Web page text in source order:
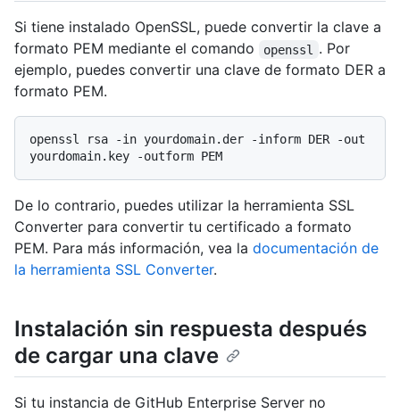
Si tiene instalado OpenSSL, puede convertir la clave a
formato PEM mediante el comando
openssl
. Por
ejemplo, puedes convertir una clave de formato DER a
formato PEM.
openssl rsa -in yourdomain.der -inform DER -out
De lo contrario, puedes utilizar la herramienta SSL
Converter para convertir tu certificado a formato
PEM. Para más información, vea la documentación de
la herramienta SSL Converter.
Instalación sin respuesta después
de cargar una clave
Si tu instancia de GitHub Enterprise Server no